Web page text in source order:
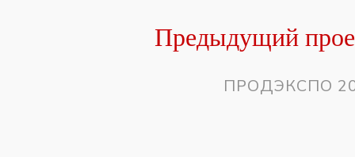
Предыдущий
ПРОДЭКСПО